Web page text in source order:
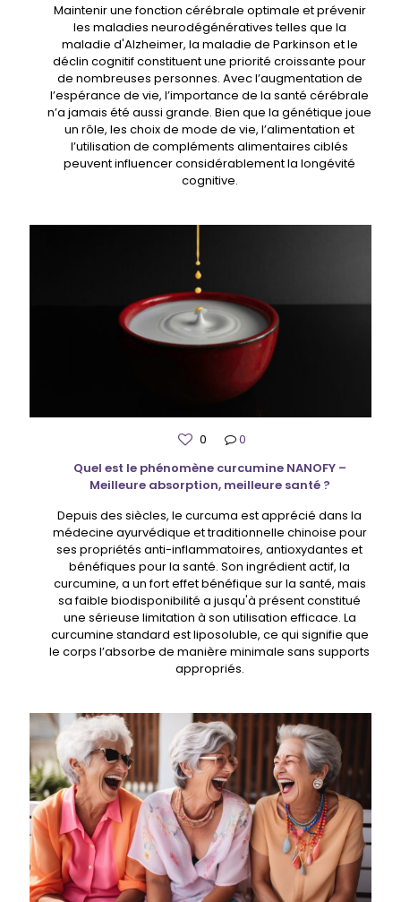
Maintenir une fonction cérébrale optimale et prévenir
les maladies neurodégénératives telles que la
maladie d'Alzheimer, la maladie de Parkinson et le
déclin cognitif constituent une priorité croissante pour
de nombreuses personnes. Avec l’augmentation de
l’espérance de vie, l’importance de la santé cérébrale
n’a jamais été aussi grande. Bien que la génétique joue
un rôle, les choix de mode de vie, l’alimentation et
l’utilisation de compléments alimentaires ciblés
peuvent influencer considérablement la longévité
cognitive.
0
0
Quel est le phénomène curcumine NANOFY –
Meilleure absorption, meilleure santé ?
Depuis des siècles, le curcuma est apprécié dans la
médecine ayurvédique et traditionnelle chinoise pour
ses propriétés anti-inflammatoires, antioxydantes et
bénéfiques pour la santé. Son ingrédient actif, la
curcumine, a un fort effet bénéfique sur la santé, mais
sa faible biodisponibilité a jusqu'à présent constitué
une sérieuse limitation à son utilisation efficace. La
curcumine standard est liposoluble, ce qui signifie que
le corps l’absorbe de manière minimale sans supports
appropriés.